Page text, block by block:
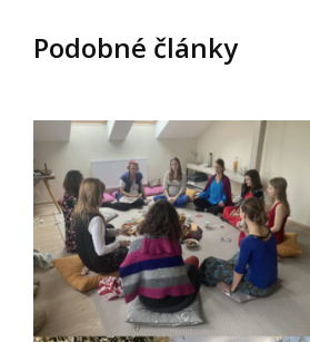
Podobné články